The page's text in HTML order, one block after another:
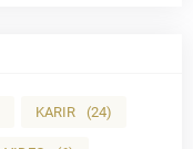
KARIR (24)